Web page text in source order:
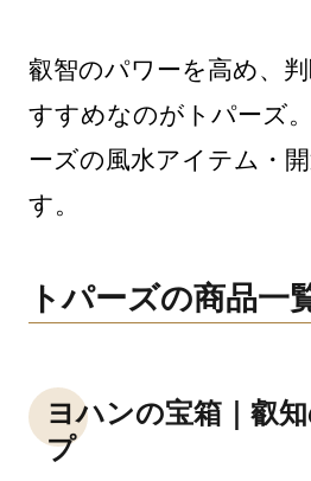
叡智のパワーを高め、
すすめなのがトパーズ
ーズの風水アイテム・
す。
トパーズの商品一
ヨハンの宝箱｜叡
プ